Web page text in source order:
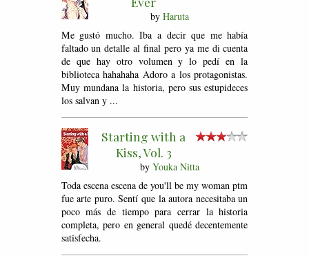
by Haruta
Me gustó mucho. Iba a decir que me había
faltado un detalle al final pero ya me di cuenta
de que hay otro volumen y lo pedí en la
biblioteca hahahaha Adoro a los protagonistas.
Muy mundana la historia, pero sus estupideces
los salvan y ...
Starting with a
Kiss, Vol. 3
by Youka Nitta
Toda escena escena de you'll be my woman ptm
fue arte puro. Sentí que la autora necesitaba un
poco más de tiempo para cerrar la historia
completa, pero en general quedé decentemente
satisfecha.